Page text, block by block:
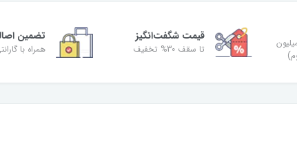
خرید بالای ۲۰ میلیون
قیمت شگفت‌انگیز
تا سقف 30% تخفیف
تضمین
همراه با